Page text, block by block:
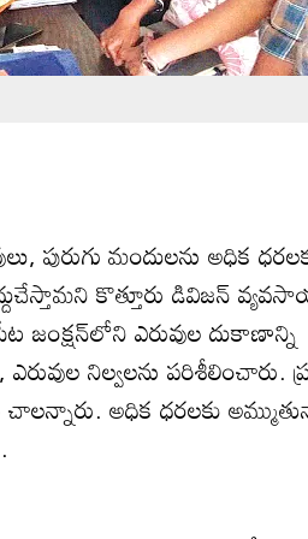
పురుగు మందులను అధిక
కొత్తూరు డివిజన్‌
జంక్షన్‌లోని ఎరువుల దుకాణాన్ని
నిల్వలను పరిశీలించారు.
చాలన్నారు. అధిక ధరలకు